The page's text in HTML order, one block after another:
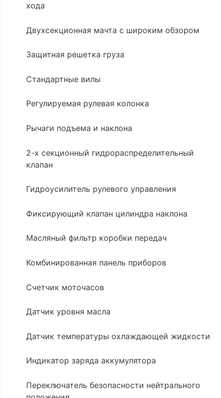
хода
Двухсекционная мачта с широким обзором
Защитная решетка груза
Стандартные вилы
Регулируемая рулевая колонка
Рычаги подъема и наклона
2-х секционный гидрораспределительный
клапан
Гидроусилитель рулевого управления
Фиксирующий клапан цилиндра наклона
Масляный фильтр коробки передач
Комбинированная панель приборов
Счетчик моточасов
Датчик уровня масла
Датчик температуры охлаждающей жидкости
Индикатор заряда аккумулятора
Переключатель безопасности нейтрального